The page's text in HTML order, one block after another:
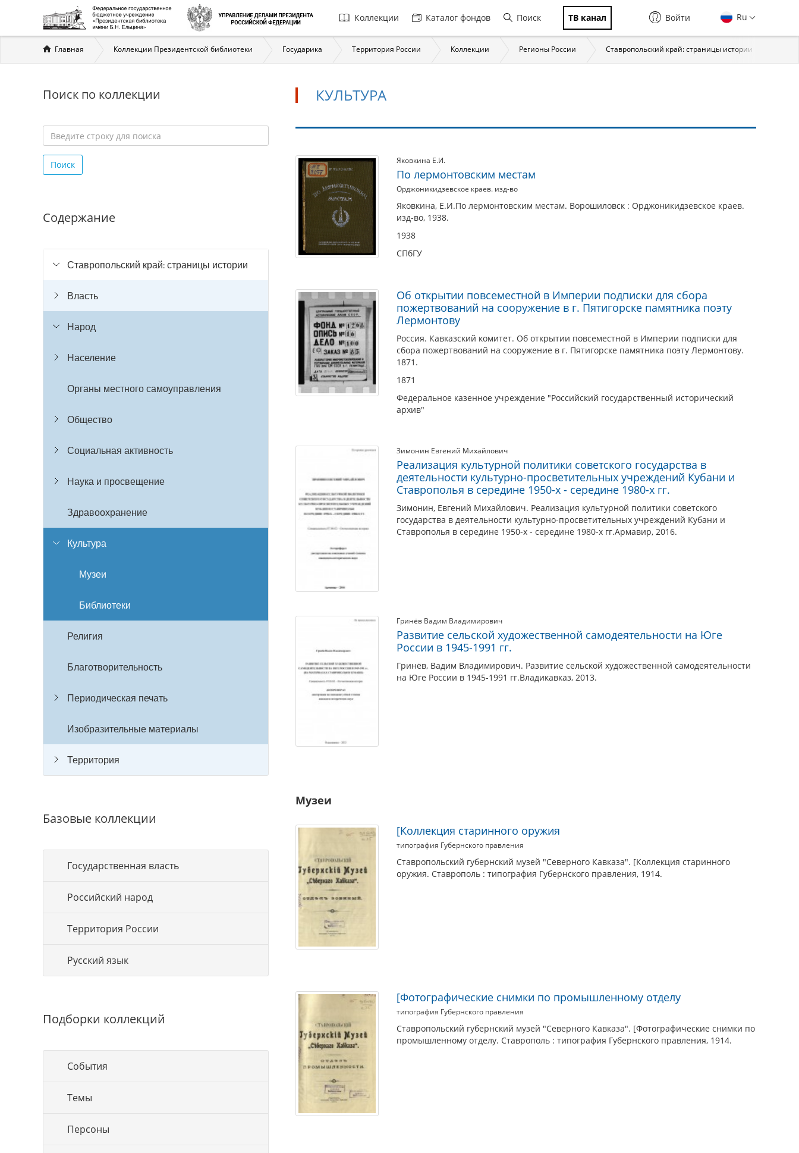
Главная
навигация
Коллекции Каталог фондов Поиск ТВ канал Ru
Войти
Вы
здесь
Главная Коллекции Президентской библиотеки Государика Территория России Коллекции Регионы России Ставропольский край: страницы истории
Поиск по коллекции
строку
для
Поиск
Содержание
Ставропольский край: страницы истории
Власть
Народ
Население
Органы местного самоуправления
Общество
Социальная активность
Наука и просвещение
Здравоохранение
Культура
Музеи
Библиотеки
Религия
Благотворительность
Периодическая печать
Изобразительные материалы
Территория
Базовые коллекции
Государственная власть
Российский народ
Территория России
Русский язык
Подборки коллекций
События
Темы
Персоны
КУЛЬТУРА
Культура Яковкина Е.И.
По лермонтовским местам
Орджоникидзевское краев. изд-во
Яковкина, Е.И.По лермонтовским местам. Ворошиловск : Орджоникидзевское краев.
изд-во, 1938.
1938
СПбГУ
Об открытии повсеместной в Империи подписки для сбора
пожертвований на сооружение в г. Пятигорске памятника поэту
Лермонтову
Россия. Кавказский комитет. Об открытии повсеместной в Империи подписки для
сбора пожертвований на сооружение в г. Пятигорске памятника поэту Лермонтову.
1871.
1871
Федеральное казенное учреждение "Российский государственный исторический
архив"
Зимонин Евгений Михайлович
Реализация культурной политики советского государства в
деятельности культурно-просветительных учреждений Кубани и
Ставрополья в середине 1950-х - середине 1980-х гг.
Зимонин, Евгений Михайлович. Реализация культурной политики советского
государства в деятельности культурно-просветительных учреждений Кубани и
Ставрополья в середине 1950-х - середине 1980-х гг.Армавир, 2016.
Гринёв Вадим Владимирович
Развитие сельской художественной самодеятельности на Юге
России в 1945-1991 гг.
Гринёв, Вадим Владимирович. Развитие сельской художественной самодеятельности
на Юге России в 1945-1991 гг.Владикавказ, 2013.
Музеи
[Коллекция старинного оружия
типография Губернского правления
Ставропольский губернский музей "Северного Кавказа". [Коллекция старинного
оружия. Ставрополь : типография Губернского правления, 1914.
[Фотографические снимки по промышленному отделу
типография Губернского правления
Ставропольский губернский музей "Северного Кавказа". [Фотографические снимки по
промышленному отделу. Ставрополь : типография Губернского правления, 1914.